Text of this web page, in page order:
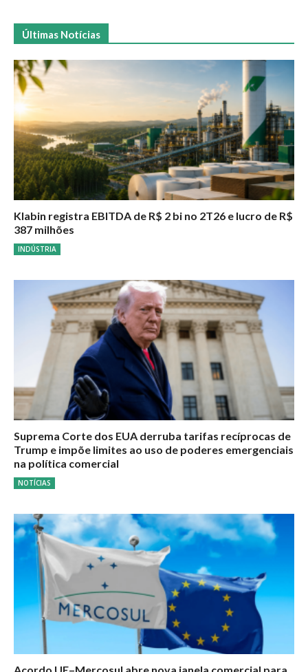
Últimas Notícias
Klabin registra EBITDA de R$ 2 bi no 2T26 e lucro de R$
387 milhões
INDÚSTRIA
Suprema Corte dos EUA derruba tarifas recíprocas de
Trump e impõe limites ao uso de poderes emergenciais
na política comercial
NOTÍCIAS
Acordo UE–Mercosul abre nova janela comercial para